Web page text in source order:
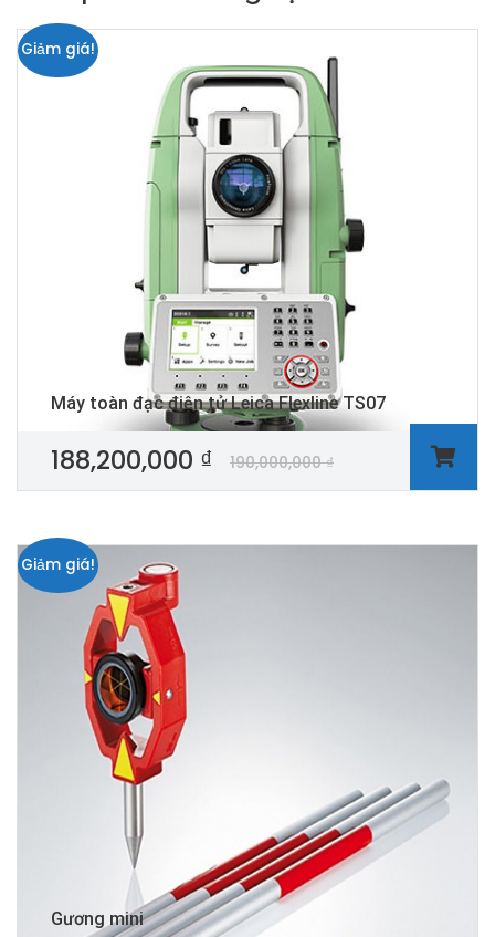
Giảm giá!
Máy toàn đạc điện tử Leica Flexline TS07
190,000,000₫
188,200,000 ₫
Giảm giá!
Gương mini